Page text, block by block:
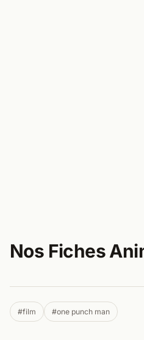
Nos Fiches
#film #one punch man